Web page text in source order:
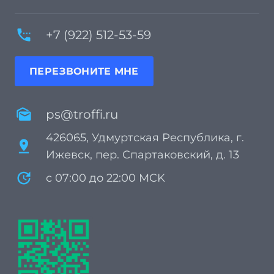
settings_phone +7 (922) 512-53-59
ПЕРЕЗВОНИТЕ МНЕ
mark_as_unread ps@troffi.ru
pin_drop
426065, Удмуртская Республика, г.
Ижевск, пер. Спартаковский, д. 13
update с 07:00 до 22:00 MCK